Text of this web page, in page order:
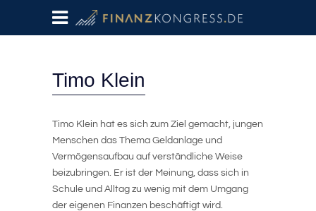
Timo Klein
Timo Klein hat es sich zum Ziel gemacht, jungen
Menschen das Thema Geldanlage und
Vermögensaufbau auf verständliche Weise
beizubringen. Er ist der Meinung, dass sich in
Schule und Alltag zu wenig mit dem Umgang
der eigenen Finanzen beschäftigt wird.